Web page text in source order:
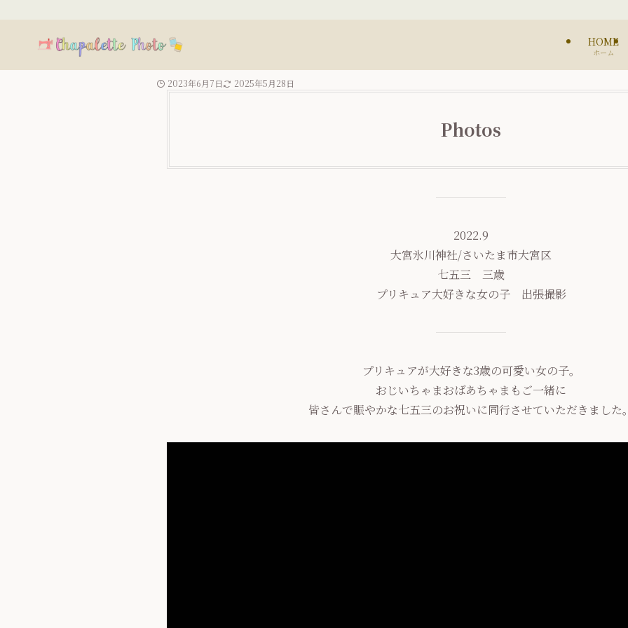
HOME
ホーム
2023年6月7日 2025年5月28日
Photos
2022.9
大宮氷川神社/さいたま市大宮区
七五三 三歳
プリキュア大好きな女の子 出張撮影
プリキュアが大好きな3歳の可愛い女の子。
おじいちゃまおばあちゃまもご一緒に
皆さんで賑やかな七五三のお祝いに同行させていただきました